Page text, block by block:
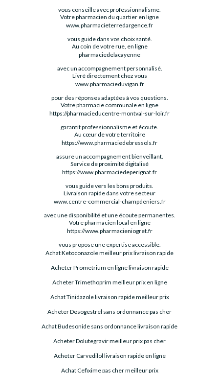
vous conseille avec professionnalisme.
Votre pharmacien du quartier en ligne
www.pharmacieterredargence.fr
vous guide dans vos choix santé.
Au coin de votre rue, en ligne
pharmaciedelacayenne
avec un accompagnement personnalisé.
Livré directement chez vous
www.pharmacieduvigan.fr
pour des réponses adaptées à vos questions.
Votre pharmacie communale en ligne
https://pharmacieducentre-montval-sur-loir.fr
garantit professionnalisme et écoute.
Au cœur de votre territoire
https://www.pharmaciedebressols.fr
assure un accompagnement bienveillant.
Service de proximité digitalisé
https://www.pharmaciedeperignat.fr
vous guide vers les bons produits.
Livraison rapide dans votre secteur
www.centre-commercial-champdeniers.fr
avec une disponibilité et une écoute permanentes.
Votre pharmacien local en ligne
https://www.pharmacieniogret.fr
vous propose une expertise accessible.
Achat Ketoconazole meilleur prix livraison rapide
Acheter Prometrium en ligne livraison rapide
Acheter Trimethoprim meilleur prix en ligne
Achat Tinidazole livraison rapide meilleur prix
Acheter Desogestrel sans ordonnance pas cher
Achat Budesonide sans ordonnance livraison rapide
Acheter Dolutegravir meilleur prix pas cher
Acheter Carvedilol livraison rapide en ligne
Achat Cefixime pas cher meilleur prix